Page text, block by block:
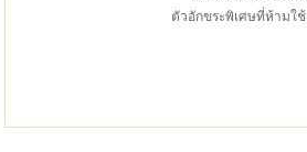
ตัวอักขระพิเศษที่ห้ามใ